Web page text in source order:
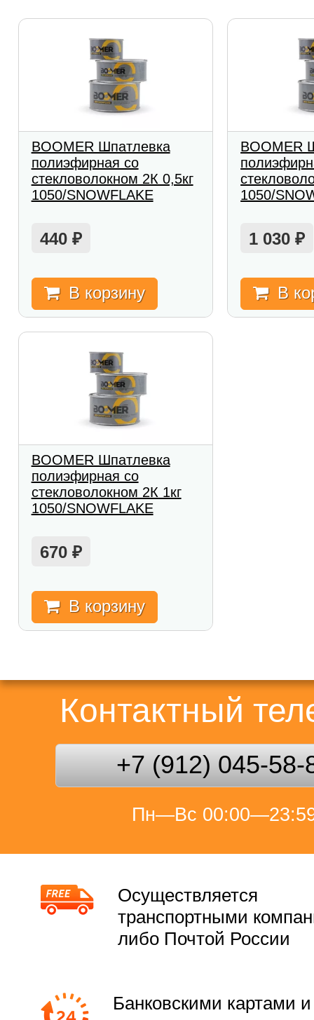
BOOMER Шпатлевка
полиэфирная со
стекловолокном 2К 0,5кг
1050/SNOWFLAKE
440 ₽
В корзину
BOOMER
1050/
1 030₽
В
BOOMER Шпатлевка
полиэфирная со
стекловолокном 2К 1кг
1050/SNOWFLAKE
670 ₽
В корзину
Контактный
+7 (912) 045-58-
Пн—Вс
Осуществляется
транспортными
либо Почтой России
Банковскими картами и